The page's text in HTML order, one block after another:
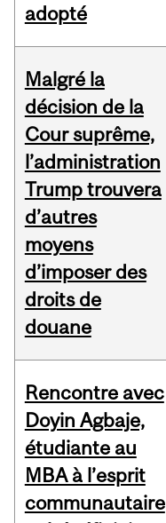
adopté
Malgré la
décision de la
Cour suprême,
l’administration
Trump trouvera
d’autres
moyens
d’imposer des
droits de
douane
Rencontre avec
Doyin Agbaje,
étudiante au
MBA à l’esprit
communautaire